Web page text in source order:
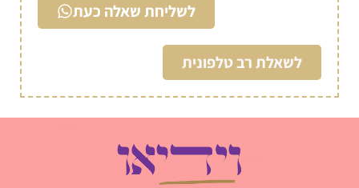
לשליחת שאלה כעת
לשאלת רב טלפונית